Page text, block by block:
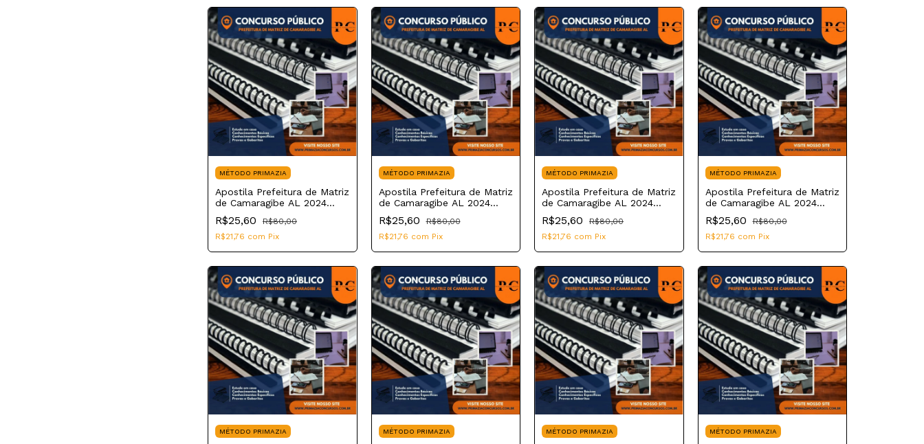
MÉTODO PRIMAZIA
Apostila Prefeitura de Matriz
de Camaragibe AL 2024
Técnico de Enfermagem
R$25,60
R$80,00
R$21,76 com Pix
MÉTODO PRIMAZIA
Apostila Prefeitura de Matriz
de Camaragibe AL 2024
Auxiliar de Farmácia
R$25,60
R$80,00
R$21,76 com Pix
MÉTODO PRIMAZIA
Apostila Prefeitura de Matriz
de Camaragibe AL 2024
Auxiliar de Consultório
Dentário
R$25,60
R$80,00
R$21,76 com Pix
MÉTODO PRIMAZIA
Apostila Prefeitura de Matriz
de Camaragibe AL 2024
Agente Comunitário de
Saúde
R$25,60
R$80,00
R$21,76 com Pix
MÉTODO PRIMAZIA MÉTODO PRIMAZIA MÉTODO PRIMAZIA MÉTODO PRIMAZIA